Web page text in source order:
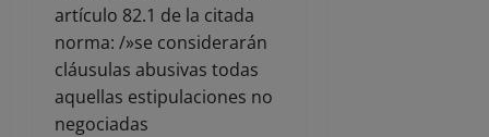
artículo 82.1 de la citada
norma: /»se considerarán
cláusulas abusivas todas
aquellas estipulaciones no
negociadas